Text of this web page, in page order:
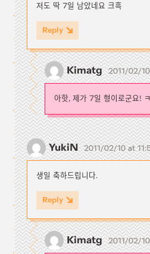
저도 딱 7일 남았네요 크흑
Reply
Kimatg 2011/02/
아핫, 제가 7일 형이로군요!
YukiN 2011/02/10 at
생일 축하드립니다.
Reply
Kimatg 2011/02/